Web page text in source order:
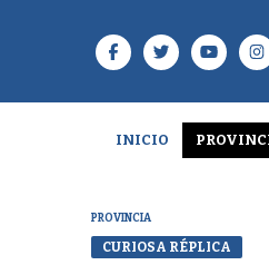
INICIO
PROVINCIA
CURIOSA RÉPLICA